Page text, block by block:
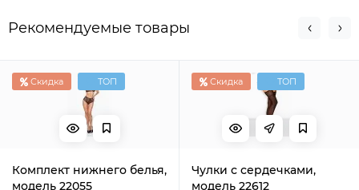
Рекомендуемые товары
Скидка ТОП
Комплект нижнего белья,
модель 22055
Скидка ТОП
Чулки с сердечками,
модель 22612